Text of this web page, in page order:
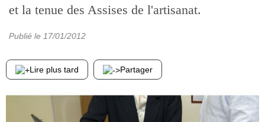
et la tenue des Assises de l'artisanat.
Publié le 17/01/2012
Lire plus tard Partager